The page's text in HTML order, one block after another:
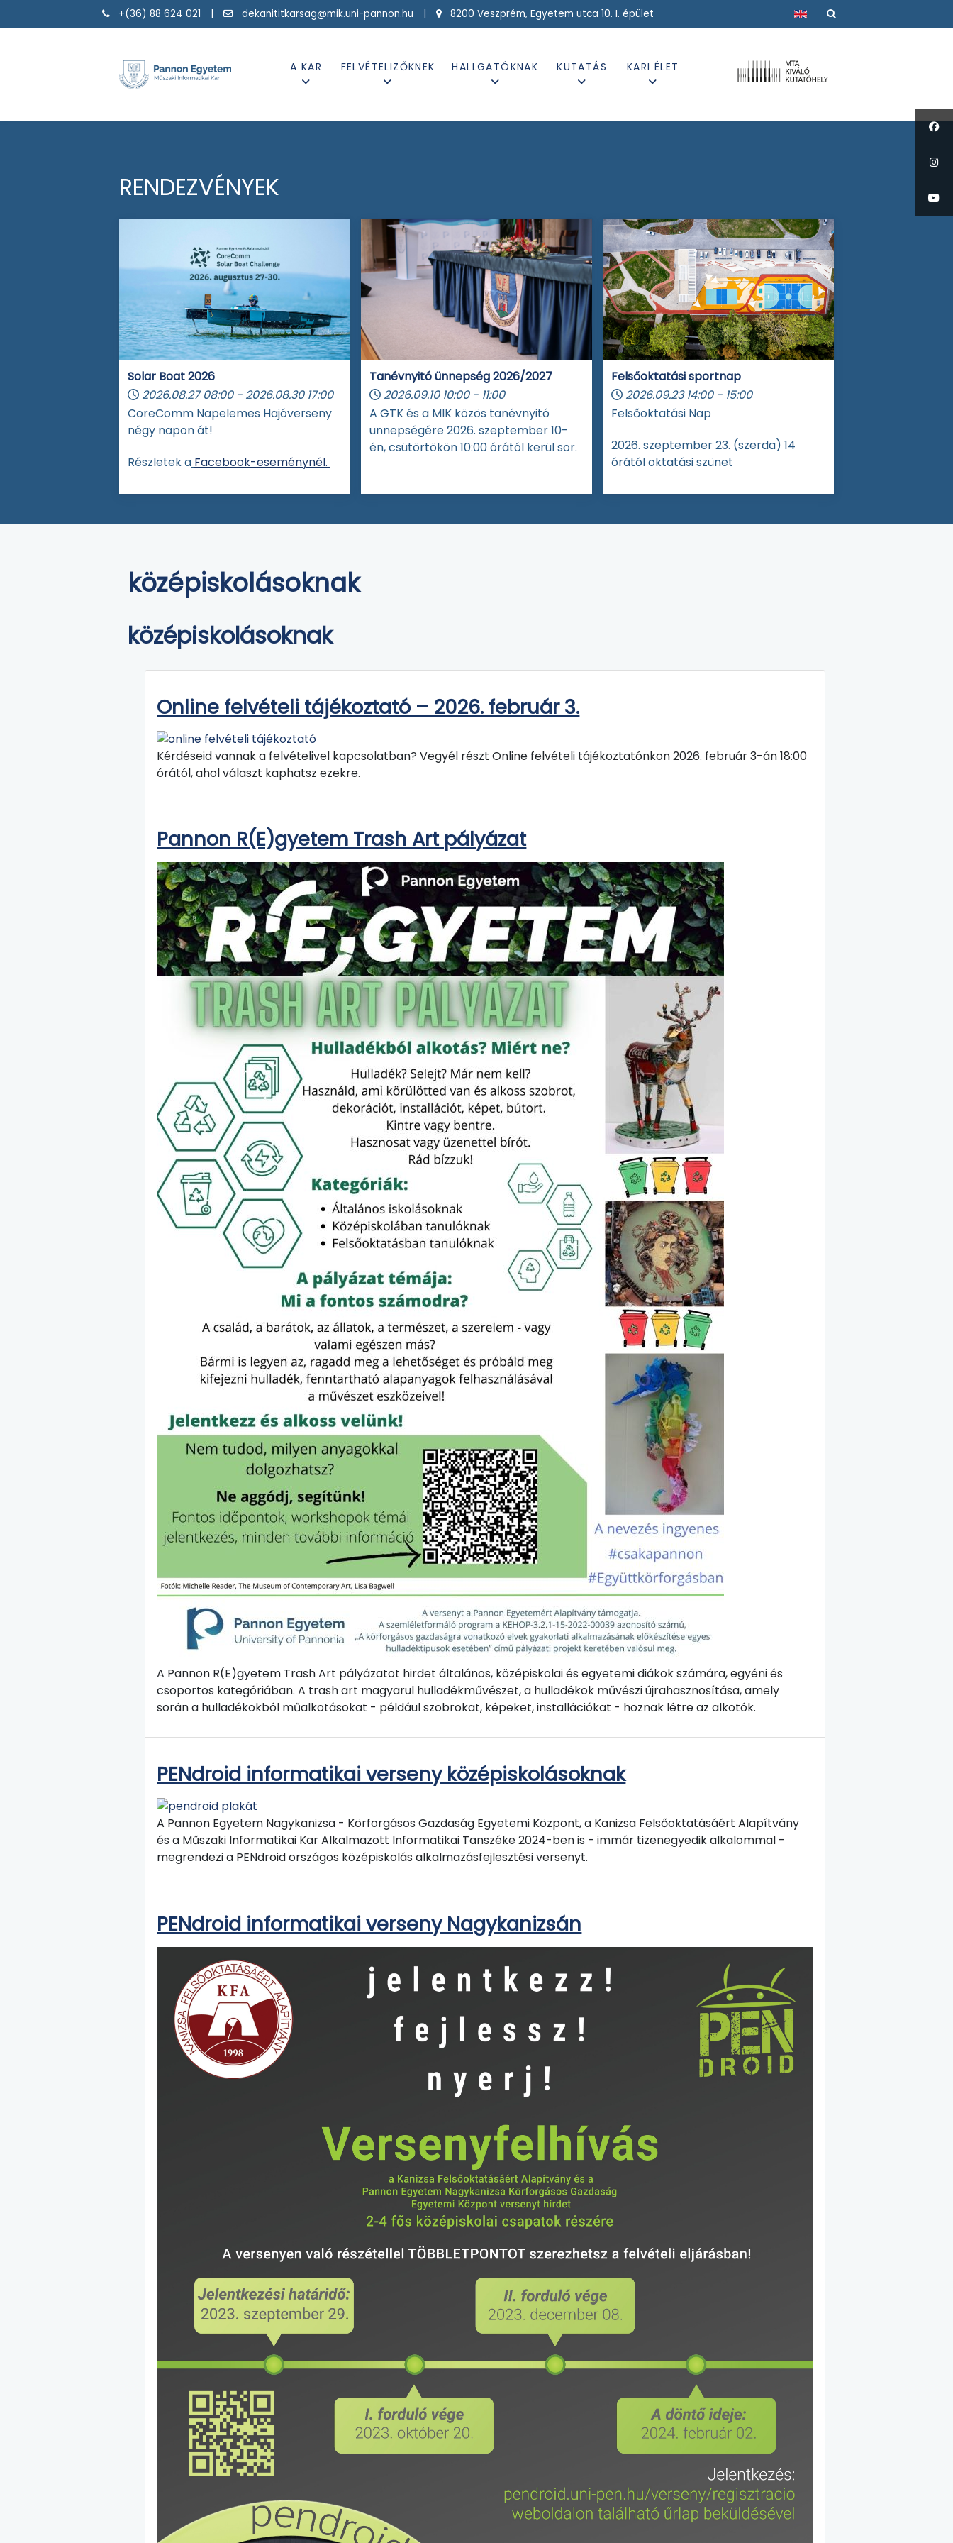
+(36) 88 624 021 | dekanititkarsag@mik.uni-pannon.hu | 8200 Veszprém, Egyetem utca 10. I. épület Válasszon nyelvet
A KAR FELVÉTELIZŐKNEK HALLGATÓKNAK KUTATÁS KARI ÉLET
RENDEZVÉNYEK
Solar Boat 2026
2026.08.27 08:00 - 2026.08.30 17:00
CoreComm Napelemes Hajóverseny
négy napon át!
Részletek a Facebook-eseménynél.
Tanévnyitó ünnepség 2026/2027
2026.09.10 10:00 - 11:00
A GTK és a MIK közös tanévnyitó
ünnepségére 2026. szeptember 10-
én, csütörtökön 10:00 órától kerül sor.
Felsőoktatási sportnap
2026.09.23 14:00 - 15:00
Felsőoktatási Nap
2026. szeptember 23. (szerda) 14
órától oktatási szünet
középiskolásoknak
középiskolásoknak
Online felvételi tájékoztató – 2026. február 3.
Kérdéseid vannak a felvételivel kapcsolatban? Vegyél részt Online felvételi tájékoztatónkon 2026. február 3-án 18:00
órától, ahol választ kaphatsz ezekre.
Pannon R(E)gyetem Trash Art pályázat
A Pannon R(E)gyetem Trash Art pályázatot hirdet általános, középiskolai és egyetemi diákok számára, egyéni és
csoportos kategóriában. A trash art magyarul hulladékművészet, a hulladékok művészi újrahasznosítása, amely
során a hulladékokból műalkotásokat - például szobrokat, képeket, installációkat - hoznak létre az alkotók.
PENdroid informatikai verseny középiskolásoknak
A Pannon Egyetem Nagykanizsa - Körforgásos Gazdaság Egyetemi Központ, a Kanizsa Felsőoktatásáért Alapítvány
és a Műszaki Informatikai Kar Alkalmazott Informatikai Tanszéke 2024-ben is - immár tizenegyedik alkalommal -
megrendezi a PENdroid országos középiskolás alkalmazásfejlesztési versenyt.
PENdroid informatikai verseny Nagykanizsán